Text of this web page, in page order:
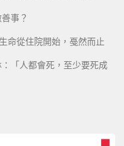
事？
命從住院開始，戞然而止
「人都會死，至少要死成